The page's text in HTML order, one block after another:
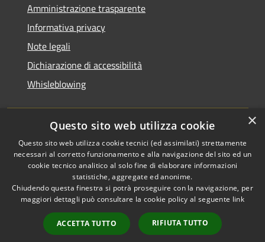
Amministrazione trasparente
Informativa privacy
Note legali
Dichiarazione di accessibilità
Whisleblowing
RSS
Accessibilità
Privacy
Cookie
Mappa del sito
Codici IPA
Area dipendenti
Copyright © 2026 • Comune di
Foggia • Powered by
Municipium
Accesso
redazione
×
Questo sito web utilizza cookie
Questo sito web utilizza cookie tecnici (ed assimilati) strettamente
necessari al corretto funzionamento e alla navigazione del sito ed un
cookie tecnico analitico al solo fine di elaborare informazioni
statistiche, aggregate ed anonime.
Chiudendo questa finestra si potrà proseguire con la navigazione, per
maggiori dettagli può consultare la cookie policy al seguente link
ACCETTA TUTTO RIFIUTA TUTTO